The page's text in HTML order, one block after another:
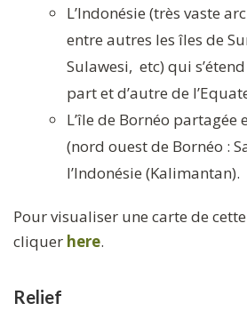
L’Indonésie (très vaste
entre autres les îles de
Sulawesi, etc) qui
part et d’autre de
L’île de Bornéo partagée
(nord ouest de Bornéo :
l’Indonésie (Kalimantan).
Pour visualiser une carte de
cliquer here.
Relief